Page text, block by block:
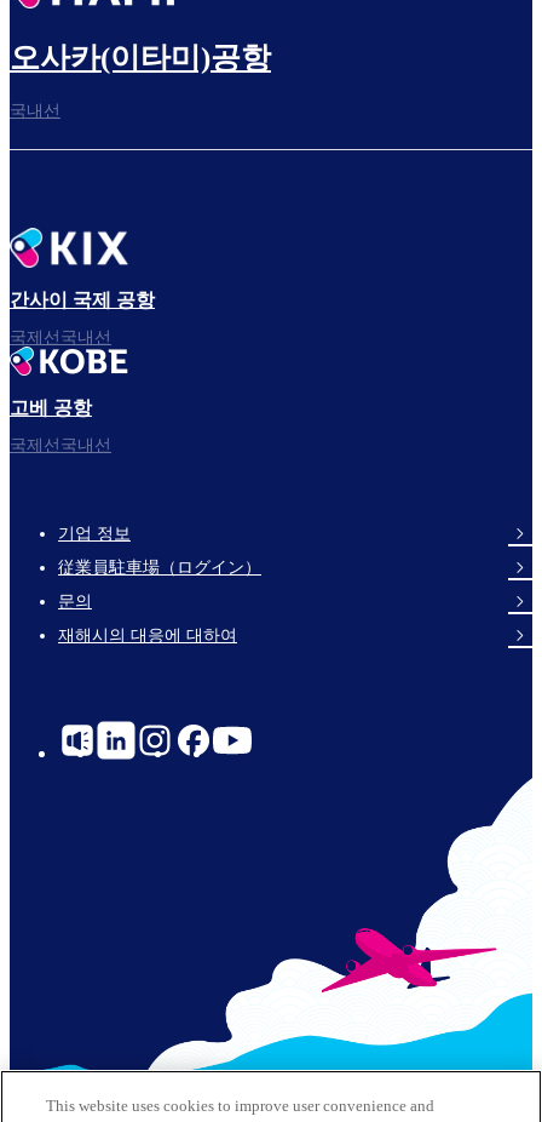
오사카(이타미)공항
국내선
간사이 국제 공항
국제선국내선
고베 공항
국제선국내선
Footer
Links
기업 정보
従業員駐車場（ログイン）
문의
재해시의 대응에 대하여
Social
© 2026 Kansai Airports All Rights Reserved
This website uses cookies to improve user convenience and